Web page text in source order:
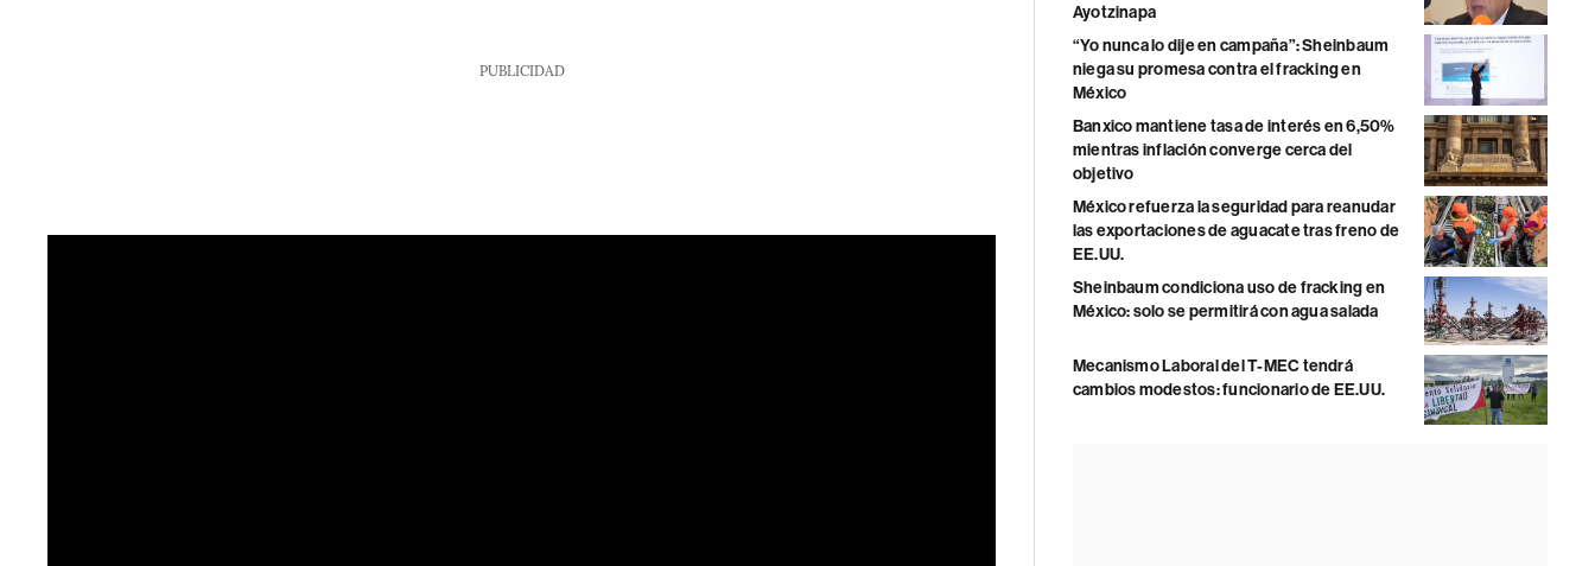
PUBLICIDAD
Ayotzinapa
“Yo nunca lo dije en campaña”: Sheinbaum
niega su promesa contra el fracking en
México
Banxico mantiene tasa de interés en 6,50%
mientras inflación converge cerca del
objetivo
México refuerza la seguridad para reanudar
las exportaciones de aguacate tras freno de
EE.UU.
Sheinbaum condiciona uso de fracking en
México: solo se permitirá con agua salada
Mecanismo Laboral del T-MEC tendrá
cambios modestos: funcionario de EE.UU.